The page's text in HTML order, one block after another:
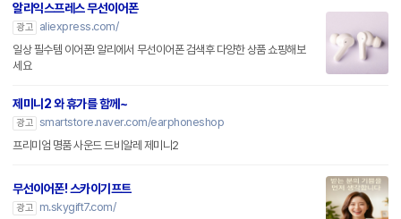
알리익스프레스 무선이어폰
광고
aliexpress.com/
일상 필수템 이어폰! 알리에서 무선이어폰 검색후 다양한 상품 쇼핑해보
세요
제미니2 와 휴가를 함께~
광고 smartstore.naver.com/earphoneshop
프리미엄 명품 사운드 드비알레 제미니2
무선이어폰! 스카이기프트
광고
m.skygift7.com/